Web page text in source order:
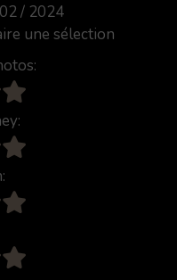
/ 2024
une sélection